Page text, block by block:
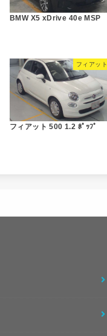
BMW X5 xDrive 40e MSP
フィアット
フィアット 500 1.2 ﾎﾟｯﾌﾟ